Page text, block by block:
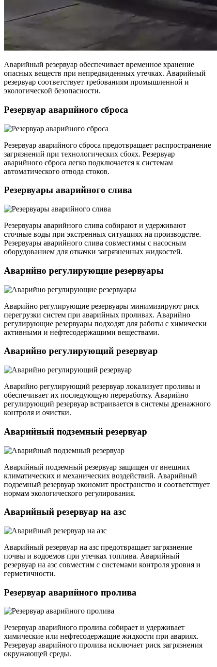
Аварийный резервуар обеспечивает временное хранение
опасных веществ при непредвиденных утечках. Аварийный
резервуар соответствует требованиям промышленной и
экологической безопасности.
Резервуар аварийного сброса
Резервуар аварийного сброса предотвращает распространение
загрязнений при технологических сбоях. Резервуар
аварийного сброса легко подключается к системам
автоматического отвода стоков.
Резервуары аварийного слива
Резервуары аварийного слива собирают и удерживают
сточные воды при экстренных ситуациях на производстве.
Резервуары аварийного слива совместимы с насосным
оборудованием для откачки загрязненных жидкостей.
Аварийно регулирующие резервуары
Аварийно регулирующие резервуары минимизируют риск
перегрузки систем при аварийных проливах. Аварийно
регулирующие резервуары подходят для работы с химически
активными и нефтесодержащими веществами.
Аварийно регулирующий резервуар
Аварийно регулирующий резервуар локализует проливы и
обеспечивает их последующую переработку. Аварийно
регулирующий резервуар встраивается в системы дренажного
контроля и очистки.
Аварийный подземный резервуар
Аварийный подземный резервуар защищен от внешних
климатических и механических воздействий. Аварийный
подземный резервуар экономит пространство и соответствует
нормам экологического регулирования.
Аварийный резервуар на азс
Аварийный резервуар на азс предотвращает загрязнение
почвы и водоемов при утечках топлива. Аварийный
резервуар на азс совместим с системами контроля уровня и
герметичности.
Резервуар аварийного пролива
Резервуар аварийного пролива собирает и удерживает
химические или нефтесодержащие жидкости при авариях.
Резервуар аварийного пролива исключает риск загрязнения
окружающей среды.